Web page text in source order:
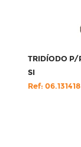
TRIDÍODO
SI
Ref: 06.131418